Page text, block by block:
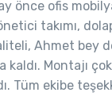
önce ofis
takımı,
Ahmet bey
Montajı
Tüm ekibe